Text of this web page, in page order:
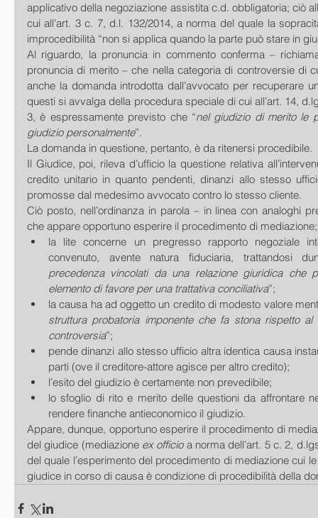
applicativo della negoziazione assistita c.d. obbligatoria; ciò
cui all’art. 3 c. 7, d.l. 132/2014, a norma del quale la
Al riguardo, la pronuncia in commento conferma –
pronuncia di merito – che nella categoria di controversie di
anche la domanda introdotta dall’avvocato per recuperare
questi si avvalga della procedura speciale di cui all’art. 14,
3, è espressamente previsto che “nel giudizio di merito le
giudizio personalmente”.
La domanda in questione, pertanto, è da ritenersi procedibile.
Il Giudice, poi, rileva d’ufficio la questione relativa
credito unitario in quanto pendenti, dinanzi allo stesso
promosse dal medesimo avvocato contro lo stesso cliente.
Ciò posto, nell’ordinanza in parola – in linea con analoghi
che appare opportuno esperire il procedimento di
la lite concerne un pregresso rapporto negoziale
convenuto, avente natura fiduciaria, trattandosi
precedenza vincolati da una relazione giuridica che
elemento di favore per una trattativa conciliativa”;
la causa ha ad oggetto un credito di modesto valore
struttura probatoria imponente che fa stona rispetto al
controversia”;
pende dinanzi allo stesso ufficio altra identica causa
parti (ove il creditore-attore agisce per altro credito);
l’esito del giudizio è certamente non prevedibile;
lo sfoglio di rito e merito delle questioni da affrontare
rendere finanche antieconomico il giudizio.
Appare, dunque, opportuno esperire il procedimento di
del giudice (mediazione ex officio a norma dell’art. 5 c. 2,
del quale l’esperimento del procedimento di mediazione cui
giudice in corso di causa è condizione di procedibilità della